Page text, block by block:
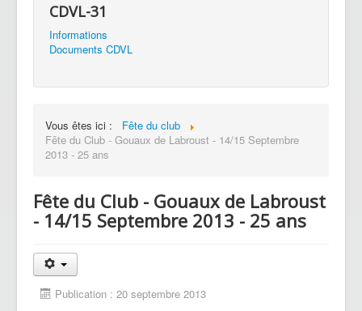
CDVL-31
Informations
Documents CDVL
Vous êtes ici :
Fête du club
Fête du Club - Gouaux de Labroust - 14/15 Septembre
2013 - 25 ans
Fête du Club - Gouaux de Labroust
- 14/15 Septembre 2013 - 25 ans
Publication : 20 septembre 2013